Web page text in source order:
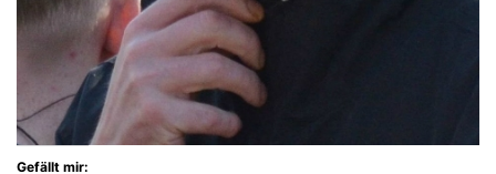
Gefällt mir: